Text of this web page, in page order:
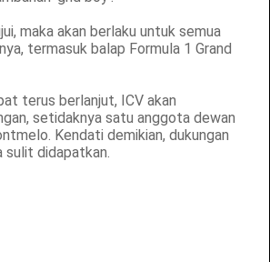
maka akan berlaku untuk semua
termasuk balap Formula 1 Grand
terus berlanjut, ICV akan
setidaknya satu anggota dewan
Kendati demikian, dukungan
didapatkan.